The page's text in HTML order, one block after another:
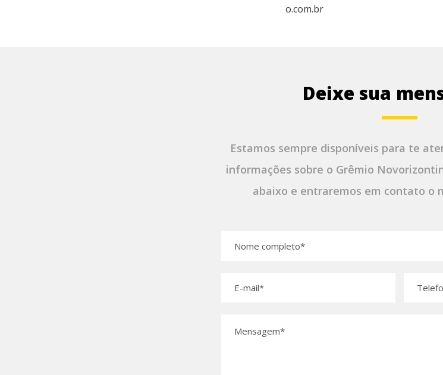
o.com.br
Deixe sua
Estamos sempre disponíveis para te
informações sobre o Grêmio
abaixo e entraremos em contato o